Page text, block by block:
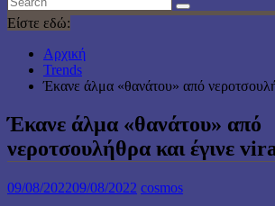
Είστε εδώ:
Αρχική
Trends
Έκανε άλμα «θανάτου» από
Έκανε άλμα «θανάτου» από
νεροτσουλήθρα και έγινε
09/08/202209/08/2022 cosmos